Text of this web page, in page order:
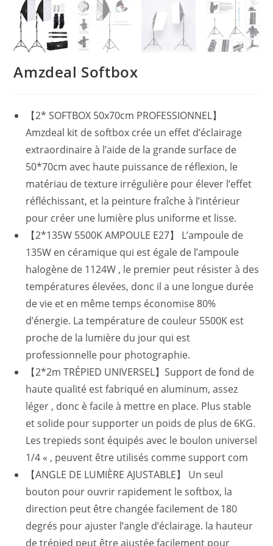
Amzdeal Softbox
【2* SOFTBOX 50x70cm PROFESSIONNEL】
Amzdeal kit de softbox crée un effet d’éclairage
extraordinaire à l’aide de la grande surface de
50*70cm avec haute puissance de réflexion, le
matériau de texture irrégulière pour élever l’effet
réfléchissant, et la peinture fraîche à l’intérieur
pour créer une lumière plus uniforme et lisse.
【2*135W 5500K AMPOULE E27】 L’ampoule de
135W en céramique qui est égale de l’ampoule
halogène de 1124W , le premier peut résister à des
températures élevées, donc il a une longue durée
de vie et en même temps économise 80%
d’énergie. La température de couleur 5500K est
proche de la lumière du jour qui est
professionnelle pour photographie.
【2*2m TRÉPIED UNIVERSEL】Support de fond de
haute qualité est fabriqué en aluminum, assez
léger , donc è facile à mettre en place. Plus stable
et solide pour supporter un poids de plus de 6KG.
Les trepieds sont équipés avec le boulon universel
1/4 « , peuvent être utilisés comme support com
【ANGLE DE LUMIÈRE AJUSTABLE】 Un seul
bouton pour ouvrir rapidement le softbox, la
direction peut être changée facilement de 180
degrés pour ajuster l’angle d’éclairage. la hauteur
de trépied peut être ajustée facilement pour